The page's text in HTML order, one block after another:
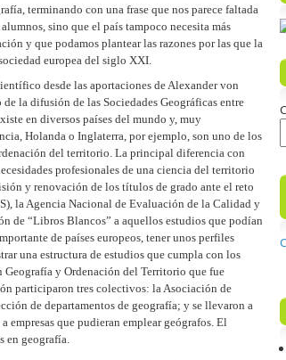
terminando con una frase que nos parece faltada
sino que el país tampoco necesita más
y que podamos plantear las razones por las que la
europea del siglo XXI.
desde las aportaciones de Alexander von
la difusión de las Sociedades Geográficas entre
en diversos países del mundo y, muy
Holanda o Inglaterra, por ejemplo, son uno de los
del territorio. La principal diferencia con
profesionales de una ciencia del territorio
y renovación de los títulos de grado ante el reto
la Agencia Nacional de Evaluación de la Calidad y
de “Libros Blancos” a aquellos estudios que podían
de países europeos, tener unos perfiles
una estructura de estudios que cumpla con los
Geografía y Ordenación del Territorio que fue
participaron tres colectivos: la Asociación de
de departamentos de geografía; y se llevaron a
empresas que pudieran emplear geógrafos. El
en geografía.